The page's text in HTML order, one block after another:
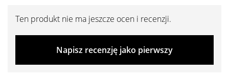
Ten produkt nie ma jeszcze ocen i recenzji.
Napisz recenzję jako pierwszy